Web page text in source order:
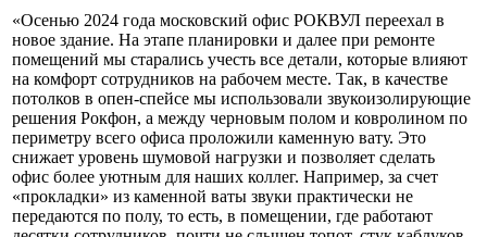
«Осенью 2024 года московский офис РОКВУЛ переехал в
новое здание. На этапе планировки и далее при ремонте
помещений мы старались учесть все детали, которые влияют
на комфорт сотрудников на рабочем месте. Так, в качестве
потолков в опен-спейсе мы использовали звукоизолирующие
решения Рокфон, а между черновым полом и ковролином по
периметру всего офиса проложили каменную вату. Это
снижает уровень шумовой нагрузки и позволяет сделать
офис более уютным для наших коллег. Например, за счет
«прокладки» из каменной ваты звуки практически не
передаются по полу, то есть, в помещении, где работают